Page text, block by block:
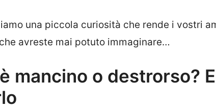
una piccola curiosità che rende i vostri
avreste mai potuto immaginare…
mancino o destrorso?